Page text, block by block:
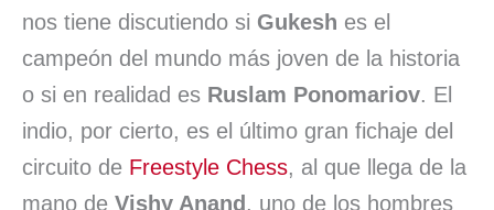
nos tiene discutiendo si Gukesh es el
campeón del mundo más joven de la historia
o si en realidad es Ruslam Ponomariov. El
indio, por cierto, es el último gran fichaje del
circuito de Freestyle Chess, al que llega de la
mano de Vishy Anand , uno de los hombres